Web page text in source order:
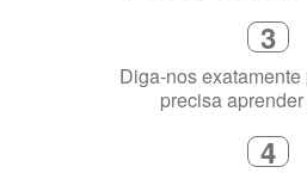
3
Diga-nos
precisa
4